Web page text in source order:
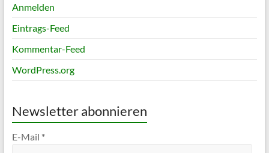
Anmelden
Eintrags-Feed
Kommentar-Feed
WordPress.org
Newsletter abonnieren
E-Mail *